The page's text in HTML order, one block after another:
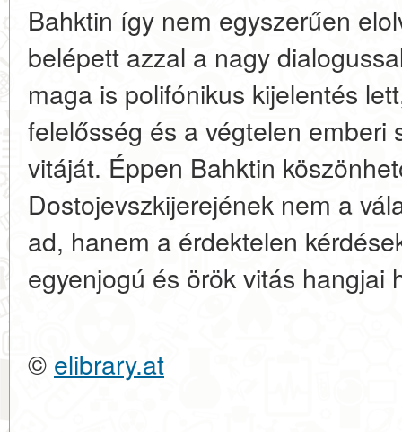
Bahktin így nem egyszerűen
belépett azzal a nagy
maga is polifónikus kijelentés
felelősség és a végtelen emberi
vitáját. Éppen Bahktin
Dostojevszkijerejének nem a
ad, hanem a érdektelen
egyenjogú és örök vitás hangjai
© elibrary.at